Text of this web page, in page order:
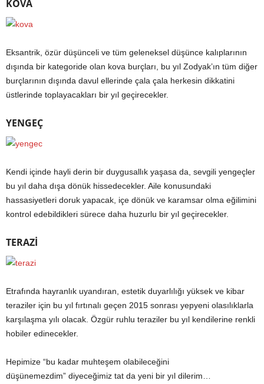
KOVA
Eksantrik, özür düşünceli ve tüm geleneksel düşünce kalıplarının
dışında bir kategoride olan kova burçları, bu yıl Zodyak’ın tüm diğer
burçlarının dışında davul ellerinde çala çala herkesin dikkatini
üstlerinde toplayacakları bir yıl geçirecekler.
YENGEÇ
Kendi içinde hayli derin bir duygusallık yaşasa da, sevgili yengeçler
bu yıl daha dışa dönük hissedecekler. Aile konusundaki
hassasiyetleri doruk yapacak, içe dönük ve karamsar olma eğilimini
kontrol edebildikleri sürece daha huzurlu bir yıl geçirecekler.
TERAZİ
Etrafında hayranlık uyandıran, estetik duyarlılığı yüksek ve kibar
teraziler için bu yıl fırtınalı geçen 2015 sonrası yepyeni olasılıklarla
karşılaşma yılı olacak. Özgür ruhlu teraziler bu yıl kendilerine renkli
hobiler edinecekler.
Hepimize “bu kadar muhteşem olabileceğini
düşünemezdim” diyeceğimiz tat da yeni bir yıl dilerim…